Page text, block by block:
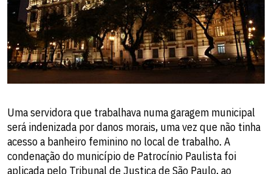
Uma servidora que trabalhava numa garagem municipal
será indenizada por danos morais, uma vez que não tinha
acesso a banheiro feminino no local de trabalho. A
condenação do município de Patrocínio Paulista foi
aplicada pelo Tribunal de Justiça de São Paulo, ao